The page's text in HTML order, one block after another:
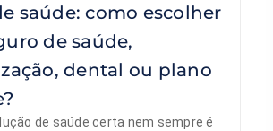
saúde: como escolher
de saúde,
dental ou plano
de saúde certa nem sempre é